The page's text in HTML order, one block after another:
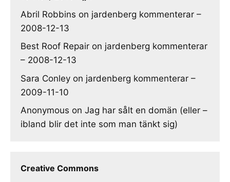
Abril Robbins on jardenberg kommenterar –
2008-12-13
Best Roof Repair on jardenberg kommenterar
– 2008-12-13
Sara Conley on jardenberg kommenterar –
2009-11-10
Anonymous on Jag har sålt en domän (eller –
ibland blir det inte som man tänkt sig)
Creative Commons